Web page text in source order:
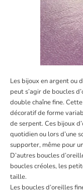
Les bijoux en argent ou
peut s’agir de boucles
double chaîne fine.
décoratif de forme
de serpent. Ces bijoux
quotidien ou lors d’une
supporter, même pour
D’autres boucles
boucles créoles, les
taille.
Les boucles d’oreilles